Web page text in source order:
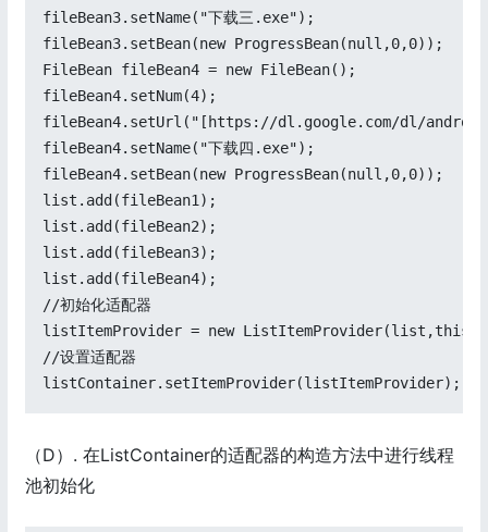
fileBean3.setName("下载三.exe");
fileBean3.setBean(new ProgressBean(null,0,0));
FileBean fileBean4 = new FileBean();
fileBean4.setNum(4);
fileBean4.setUrl("[https://dl.google.com/dl/
fileBean4.setName("下载四.exe");
fileBean4.setBean(new ProgressBean(null,0,0));
list.add(fileBean1);
list.add(fileBean2);
list.add(fileBean3);
list.add(fileBean4);
//初始化适配器
listItemProvider = new
//设置适配器
listContainer.setItemProvider(listItemProvider);`
（D）. 在ListContainer的适配器的构造方法中进行线程
池初始化